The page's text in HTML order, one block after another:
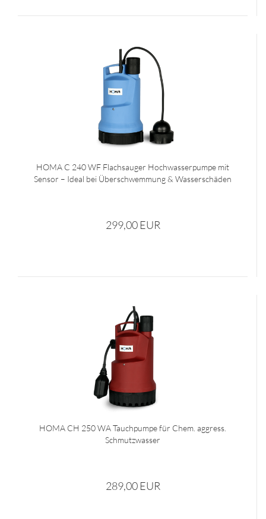
HOMA C 240 WF Flachsauger Hochwasserpumpe mit
Sensor – Ideal bei Überschwemmung & Wasserschäden
299,00 EUR
HOMA CH 250 WA Tauchpumpe für Chem. aggress.
Schmutzwasser
289,00 EUR